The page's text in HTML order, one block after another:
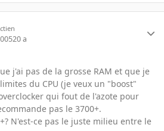
20 a
j'ai pas de la grosse RAM et que je
du CPU (je veux un "boost"
qui fout de l'azote pour
pas le 3700+.
N'est-ce pas le juste milieu entre le